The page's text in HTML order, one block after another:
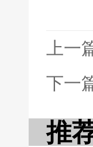
上
下一
推